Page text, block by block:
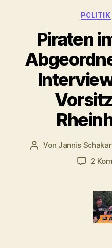
POLITIK
Piraten
Beitragsautor
Von Jannis
2